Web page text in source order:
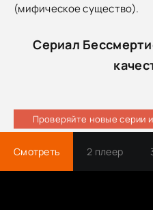
(мифическое существо).
Сериал
Проверяйте новые серии
Смотреть 2 плеер